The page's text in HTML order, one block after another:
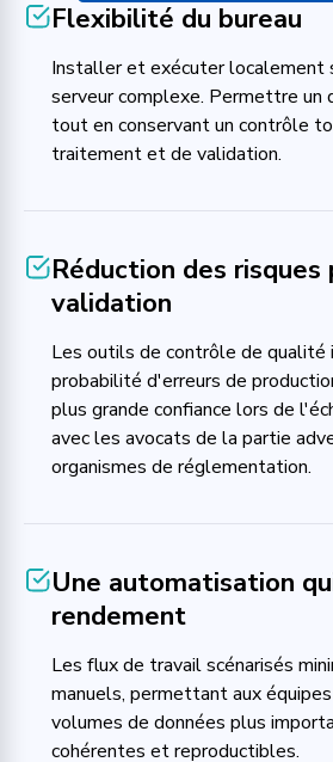
Flexibilité du bureau
Installer et exécuter localement
serveur complexe. Permettre un
tout en conservant un contrôle
traitement et de validation.
Réduction des risques
validation
Les outils de contrôle de qualité
probabilité d'erreurs de
plus grande confiance lors de
avec les avocats de la partie
organismes de réglementation.
Une automatisation
rendement
Les flux de travail scénarisés
manuels, permettant aux
volumes de données plus
cohérentes et reproductibles.